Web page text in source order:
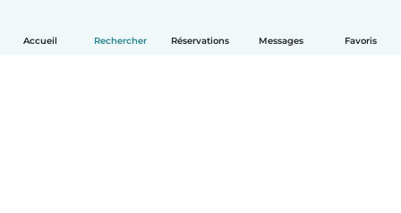
Accueil Rechercher Réservations Messages Favoris